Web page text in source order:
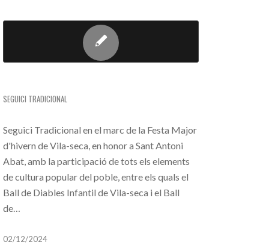
SEGUICI TRADICIONAL
Seguici Tradicional en el marc de la Festa Major
d'hivern de Vila-seca, en honor a Sant Antoni
Abat, amb la participació de tots els elements
de cultura popular del poble, entre els quals el
Ball de Diables Infantil de Vila-seca i el Ball
de…
02/12/2024